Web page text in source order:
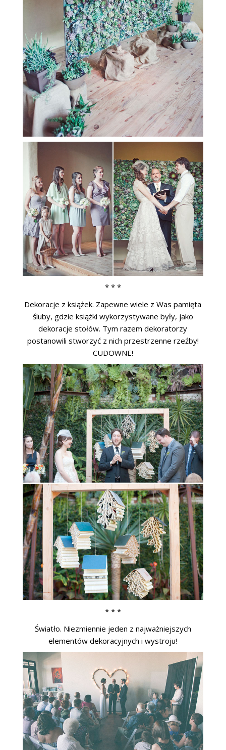
* * *
Dekoracje z książek. Zapewne wiele z Was pamięta
śluby, gdzie książki wykorzystywane były, jako
dekoracje stołów. Tym razem dekoratorzy
postanowili stworzyć z nich przestrzenne rzeźby!
CUDOWNE!
* * *
Światło. Niezmiennie jeden z najważniejszych
elementów dekoracyjnych i wystroju!